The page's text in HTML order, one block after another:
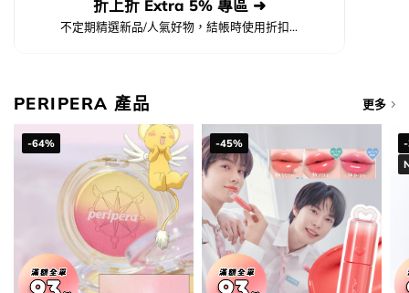
折上折 Extra 5% 專區 ➜
不定期精選新品/人氣好物，結帳時使用折扣...
PERIPERA 產品 更多
-64% -45%